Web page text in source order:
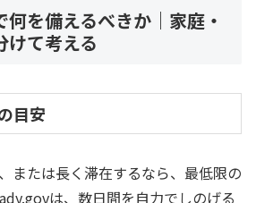
を備えるべきか｜家庭・
けて考える
目安
または長く滞在するなら、最低限の
は、数日間を自力でしのげる